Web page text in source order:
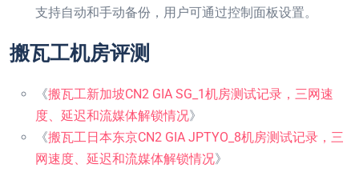
支持自动和手动备份，用户可通过控制面板设置。
搬瓦工机房评测
《搬瓦工新加坡CN2 GIA SG_1机房测试记录，三网速
度、延迟和流媒体解锁情况》
《搬瓦工日本东京CN2 GIA JPTYO_8机房测试记录，三
网速度、延迟和流媒体解锁情况》